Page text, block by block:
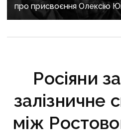
про присвоєння Олексію
України посмертно
Росіяни
залізничне
між